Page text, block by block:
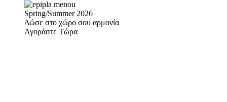
Spring/Summer 2026
Δώσε στο χώρο σου αρμονία
Αγοράστε Τώρα